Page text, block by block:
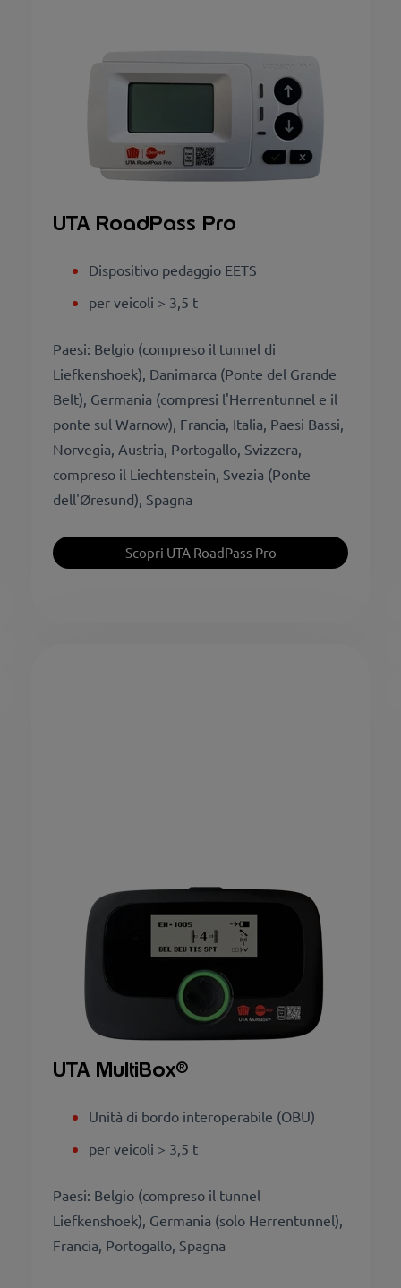
UTA RoadPass Pro
Dispositivo pedaggio EETS
per veicoli > 3,5 t
Paesi: Belgio (compreso il tunnel di
Liefkenshoek), Danimarca (Ponte del Grande
Belt), Germania (compresi l'Herrentunnel e il
ponte sul Warnow), Francia, Italia, Paesi Bassi,
Norvegia, Austria, Portogallo, Svizzera,
compreso il Liechtenstein, Svezia (Ponte
dell'Øresund), Spagna
Scopri UTA RoadPass Pro
UTA MultiBox®
Unità di bordo interoperabile (OBU)
per veicoli > 3,5 t
Paesi: Belgio (compreso il tunnel
Liefkenshoek), Germania (solo Herrentunnel),
Francia, Portogallo, Spagna